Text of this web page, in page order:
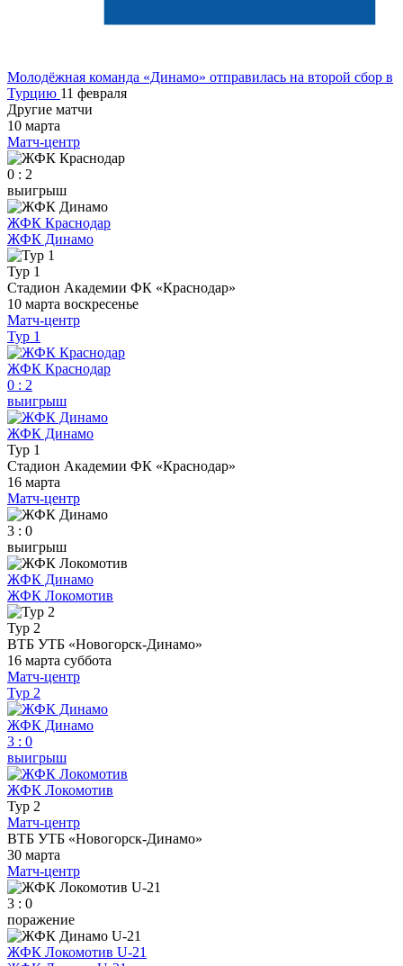
Молодёжная команда «Динамо» отправилась на второй сбор в
Турцию 11 февраля
Другие матчи
10 марта
Матч-центр
0 : 2
выигрыш
ЖФК Краснодар
ЖФК Динамо
Тур 1
Стадион Академии ФК «Краснодар»
10 марта воскресенье
Матч-центр
Тур 1
ЖФК Краснодар
0 : 2
выигрыш
ЖФК Динамо
Тур 1
Стадион Академии ФК «Краснодар»
16 марта
Матч-центр
3 : 0
выигрыш
ЖФК Динамо
ЖФК Локомотив
Тур 2
ВТБ УТБ «Новогорск-Динамо»
16 марта суббота
Матч-центр
Тур 2
ЖФК Динамо
3 : 0
выигрыш
ЖФК Локомотив
Тур 2
Матч-центр
ВТБ УТБ «Новогорск-Динамо»
30 марта
Матч-центр
3 : 0
поражение
ЖФК Локомотив U-21